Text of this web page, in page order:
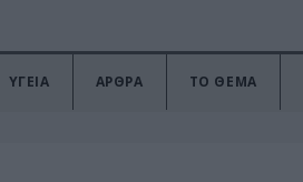
ΥΓΕΙΑ ΑΡΘΡΑ ΤΟ ΘΕΜΑ